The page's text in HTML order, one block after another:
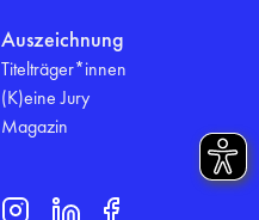
Auszeichnung
Titelträger*innen
(K)eine Jury
Magazin